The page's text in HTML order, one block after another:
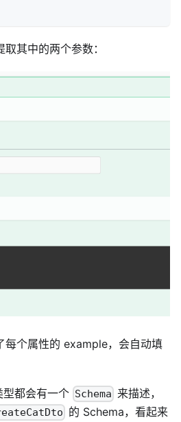
其中的两个参数：
每个属性的 example，会自动填
都会有一个 Schema 来描述，
的 Schema，看起来